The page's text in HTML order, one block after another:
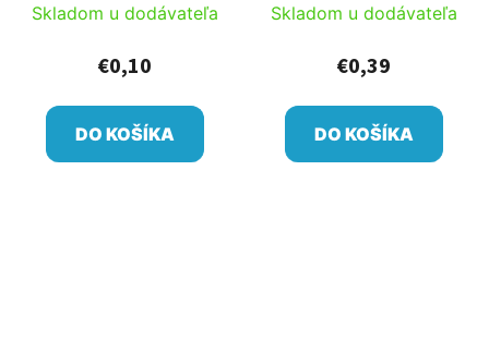
Skladom u dodávateľa
€0,10
DO KOŠÍKA
Skladom u dodávateľa
€0,39
DO KOŠÍKA